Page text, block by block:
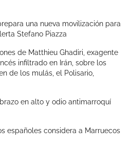
una nueva movilización para
Stefano Piazza
de Matthieu Ghadiri, exagente
infiltrado en Irán, sobre los
de los mulás, el Polisario,
en alto y odio antimarroquí
españoles considera a Marruecos